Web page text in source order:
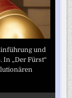
und
„Der Fürst“